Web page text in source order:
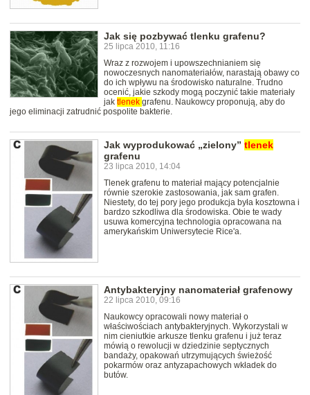
Jak się pozbywać tlenku grafenu?
25 lipca 2010, 11:16
Wraz z rozwojem i upowszechnianiem się
nowoczesnych nanomateriałów, narastają obawy co
do ich wpływu na środowisko naturalne. Trudno
ocenić, jakie szkody mogą poczynić takie materiały
jak tlenek grafenu. Naukowcy proponują, aby do
jego eliminacji zatrudnić pospolite bakterie.
Jak wyprodukować „zielony” tlenek
grafenu
23 lipca 2010, 14:04
Tlenek grafenu to materiał mający potencjalnie
równie szerokie zastosowania, jak sam grafen.
Niestety, do tej pory jego produkcja była kosztowna i
bardzo szkodliwa dla środowiska. Obie te wady
usuwa komercyjna technologia opracowana na
amerykańskim Uniwersytecie Rice'a.
Antybakteryjny nanomateriał grafenowy
22 lipca 2010, 09:16
Naukowcy opracowali nowy materiał o
właściwościach antybakteryjnych. Wykorzystali w
nim cieniutkie arkusze tlenku grafenu i już teraz
mówią o rewolucji w dziedzinie septycznych
bandaży, opakowań utrzymujących świeżość
pokarmów oraz antyzapachowych wkładek do
butów.